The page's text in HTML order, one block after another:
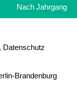
Nach Jahrgang
Datenschutz
Brandenburg